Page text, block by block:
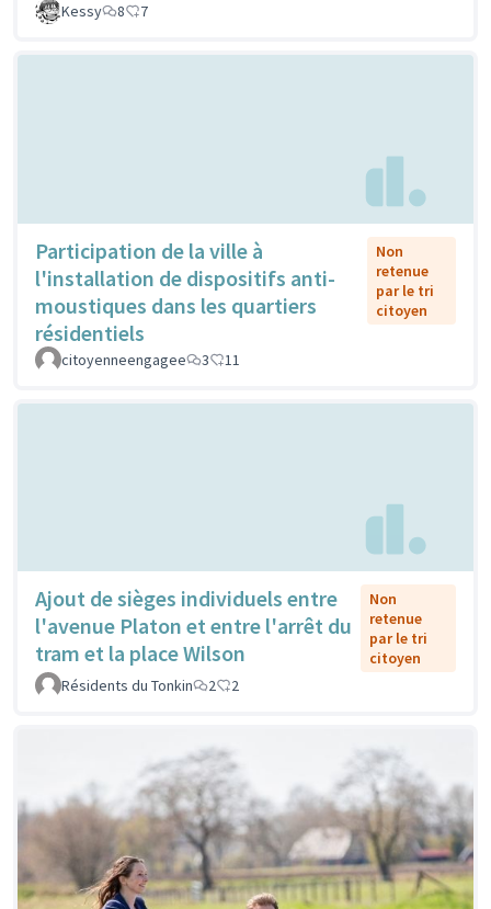
Kessy
8 7
Participation de la ville à
l'installation de dispositifs anti-
moustiques dans les quartiers
résidentiels
Non
retenue
par le tri
citoyen
citoyenneengagee 3 11
Ajout de sièges individuels entre
l'avenue Platon et entre l'arrêt du
tram et la place Wilson
Non
retenue
par le tri
citoyen
Résidents du Tonkin
2 2